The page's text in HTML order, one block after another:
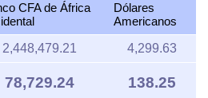
CFA de África
Dólares
Americanos
2,448,479.21 4,299.63
78,729.24 138.25